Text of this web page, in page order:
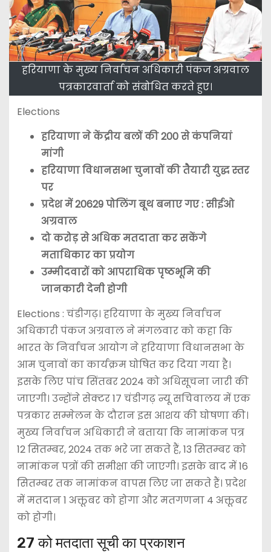
हरियाणा के मुख्य निर्वाचन अधिकारी पंकज अग्रवाल
पत्रकारवार्ता को संबोधित करते हुए।
Elections
हरियाणा ने केंद्रीय बलों की 200 से कंपनियां
मांगी
हरियाणा विधानसभा चुनावों की तैयारी युद्ध स्तर
पर
प्रदेश में 20629 पोलिंग बूथ बनाए गए : सीईओ
अग्रवाल
दो करोड़ से अधिक मतदाता कर सकेंगे
मताधिकार का प्रयोग
उम्मीदवारों को आपराधिक पृष्ठभूमि की
जानकारी देनी होगी
Elections : चंडीगढ़। हरियाणा के मुख्य निर्वाचन
अधिकारी पंकज अग्रवाल ने मंगलवार को कहा कि
भारत के निर्वाचन आयोग ने हरियाणा विधानसभा के
आम चुनावों का कार्यक्रम घोषित कर दिया गया है।
इसके लिए पांच सिंतबर 2024 को अधिसूचना जारी की
जाएगी। उन्होंने सेक्टर 17 चंडीगढ़ न्यू सचिवालय में एक
पत्रकार सम्मेलन के दौरान इस आशय की घोषणा की।
मुख्य निर्वाचन अधिकारी ने बताया कि नामांकन पत्र
12 सितम्बर, 2024 तक भरे जा सकते हैं, 13 सितम्बर को
नामांकन पत्रों की समीक्षा की जाएगी। इसके बाद में 16
सितम्बर तक नामांकन वापस लिए जा सकते हैं। प्रदेश
में मतदान 1 अक्तूबर को होगा और मतगणना 4 अक्तूबर
को होगी।
27 को मतदाता सूची का प्रकाशन